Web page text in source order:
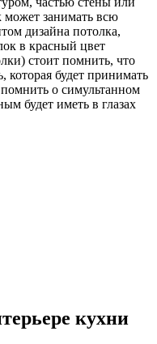
занимать всю
дизайна потолка,
в красный цвет
стоит помнить, что
которая будет принимать
о симультанном
будет иметь в глазах
кухни